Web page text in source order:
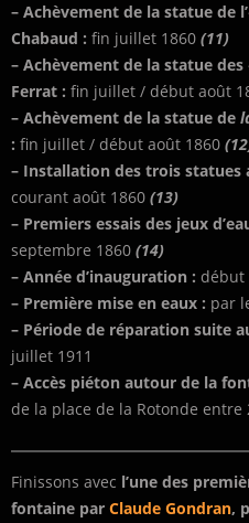
– Achèvement de la statue de l’
Chabaud : fin juillet 1860 (11)
– Achèvement de la statue des
Ferrat : fin juillet / début août
– Achèvement de la statue de
: fin juillet / début août 1860
– Installation des trois statues
courant août 1860 (13)
– Premiers essais des jeux
septembre 1860 (14)
– Année d’inauguration : début
– Première mise en eaux : par
– Période de réparation suite
juillet 1911
– Accès piéton autour de la
de la place de la Rotonde entre
Finissons avec l’une des
fontaine par Claude Gondran,